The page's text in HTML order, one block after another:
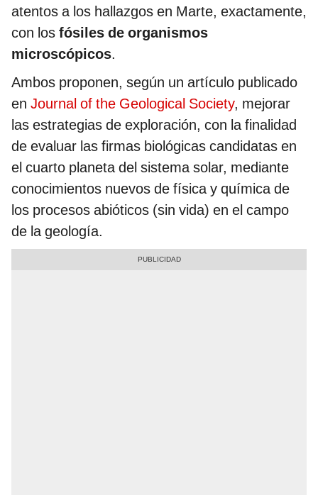
atentos a los hallazgos en Marte, exactamente,
con los fósiles de organismos
microscópicos.
Ambos proponen, según un artículo publicado
en Journal of the Geological Society, mejorar
las estrategias de exploración, con la finalidad
de evaluar las firmas biológicas candidatas en
el cuarto planeta del sistema solar, mediante
conocimientos nuevos de física y química de
los procesos abióticos (sin vida) en el campo
de la geología.